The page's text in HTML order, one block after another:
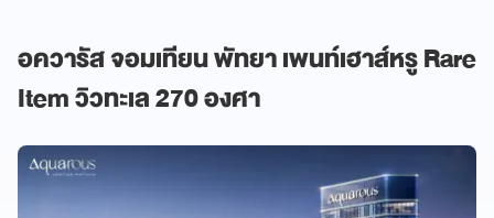
อควารัส จอมเทียน พัทยา เพนท์เฮาส์หรู Rare
Item วิวทะเล 270 องศา